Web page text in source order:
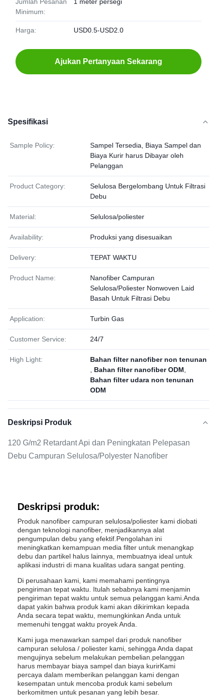
Minimum:
Harga: USD0.5-USD2.0
Ajukan Pertanyaan Sekarang
Spesifikasi
Sample Policy:
Sampel Tersedia, Biaya Sampel dan
Biaya Kurir harus Dibayar oleh
Pelanggan
Product Category:
Selulosa Bergelombang Untuk Filtrasi
Debu
Material: Selulosa/poliester
Availability: Produksi yang disesuaikan
Delivery: TEPAT WAKTU
Product Name:
Nanofiber Campuran
Selulosa/Poliester Nonwoven Laid
Basah Untuk Filtrasi Debu
Application: Turbin Gas
Customer Service: 24/7
High Light:
Bahan filter nanofiber non tenunan
Bahan filter nanofiber ODM
Bahan filter udara non tenunan
ODM
Deskripsi Produk
120 G/m2 Retardant Api dan Peningkatan Pelepasan
Debu Campuran Selulosa/Polyester Nanofiber
Deskripsi produk:
Produk nanofiber campuran selulosa/poliester kami diobati
dengan teknologi nanofiber, menjadikannya alat
pengumpulan debu yang efektif.Pengolahan ini
meningkatkan kemampuan media filter untuk menangkap
debu dan partikel halus lainnya, membuatnya ideal untuk
aplikasi industri di mana kualitas udara sangat penting.
Di perusahaan kami, kami memahami pentingnya
pengiriman tepat waktu. Itulah sebabnya kami menjamin
pengiriman tepat waktu untuk semua pelanggan kami.Anda
dapat yakin bahwa produk kami akan dikirimkan kepada
Anda secara tepat waktu, memungkinkan Anda untuk
memenuhi tenggat waktu proyek Anda.
Kami juga menawarkan sampel dari produk nanofiber
campuran selulosa / poliester kami, sehingga Anda dapat
mengujinya sebelum melakukan pembelian.pelanggan
harus membayar biaya sampel dan biaya kurirKami
percaya dalam memberikan pelanggan kami dengan
kesempatan untuk mencoba produk kami sebelum
berkomitmen untuk pesanan yang lebih besar.